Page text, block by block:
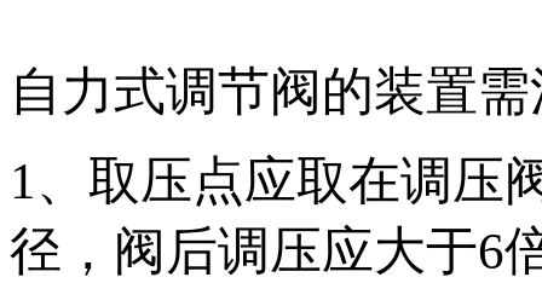
自力式调节阀的装置
1、取压点应取在调压
径，阀后调压应大于6